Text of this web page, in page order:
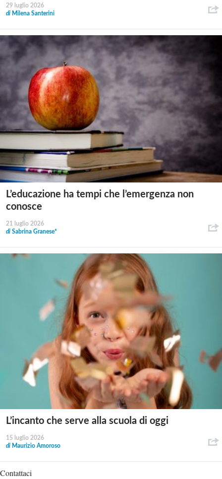
29 luglio 2026
di Milena Santerini
L’educazione ha tempi che l’emergenza non
conosce
21 luglio 2026
di Sabrina Granese*
L’incanto che serve alla scuola di oggi
15 luglio 2026
di Maurizio Amoroso
Contattaci